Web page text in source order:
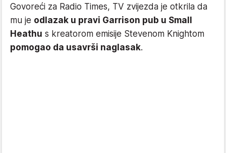
Govoreći za Radio Times, TV zvijezda je otkrila da
mu je odlazak u pravi Garrison pub u Small
Heathu s kreatorom emisije Stevenom Knightom
pomogao da usavrši naglasak.